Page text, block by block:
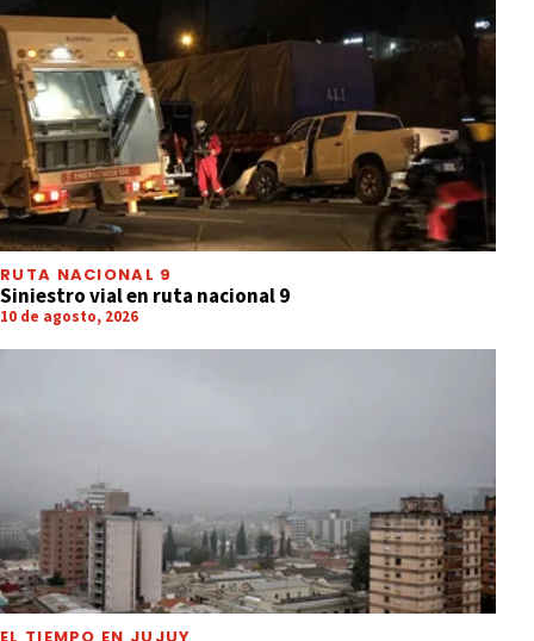
RUTA NACIONAL 9
Siniestro vial en ruta nacional 9
10 de agosto, 2026